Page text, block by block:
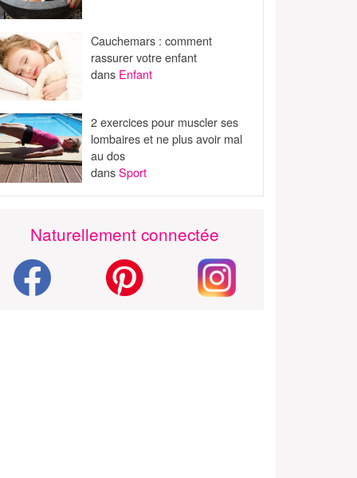
Cauchemars : comment
rassurer votre enfant
dans Enfant
2 exercices pour muscler ses
lombaires et ne plus avoir mal
au dos
dansSport
Naturellement connectée